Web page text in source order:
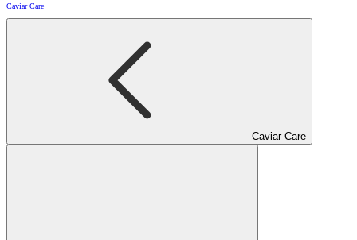
Caviar Care
Caviar Care